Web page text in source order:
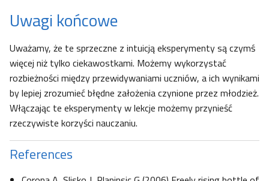
Uwagi końcowe
Uważamy, że te sprzeczne z intuicją eksperymenty są czymś
więcej niż tylko ciekawostkami. Możemy wykorzystać
rozbieżności między przewidywaniami uczniów, a ich wynikami
by lepiej zrozumieć błędne założenia czynione przez młodzież.
Włączając te eksperymenty w lekcje możemy przynieść
rzeczywiste korzyści nauczaniu.
References